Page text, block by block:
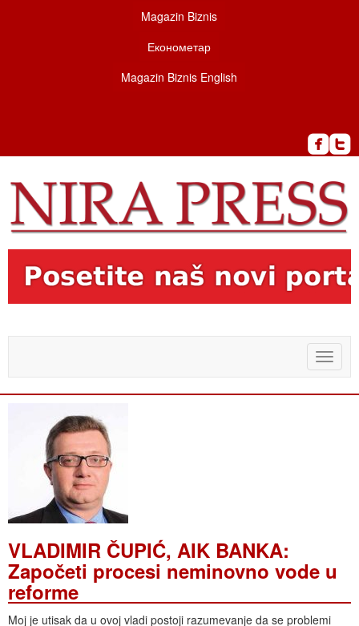
Magazin Biznis
Економетар
Magazin Biznis English
Toggle
VLADIMIR ČUPIĆ, AIK BANKA:
Započeti procesi neminovno vode u
reforme
Moj je utisak da u ovoj vladi postoji razumevanje da se problemi